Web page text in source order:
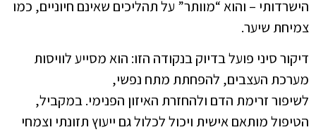
הישרדותי – והוא “מוותר” על תהליכים שאינם חיוניים, כמו
צמיחת שיער.
דיקור סיני פועל בדיוק בנקודה הזו: הוא מסייע לוויסות
מערכת העצבים, להפחתת מתח נפשי,
לשיפור זרימת הדם ולהחזרת האיזון הפנימי. במקביל,
הטיפול מותאם אישית ויכול לכלול גם ייעוץ תזונתי וצמחי